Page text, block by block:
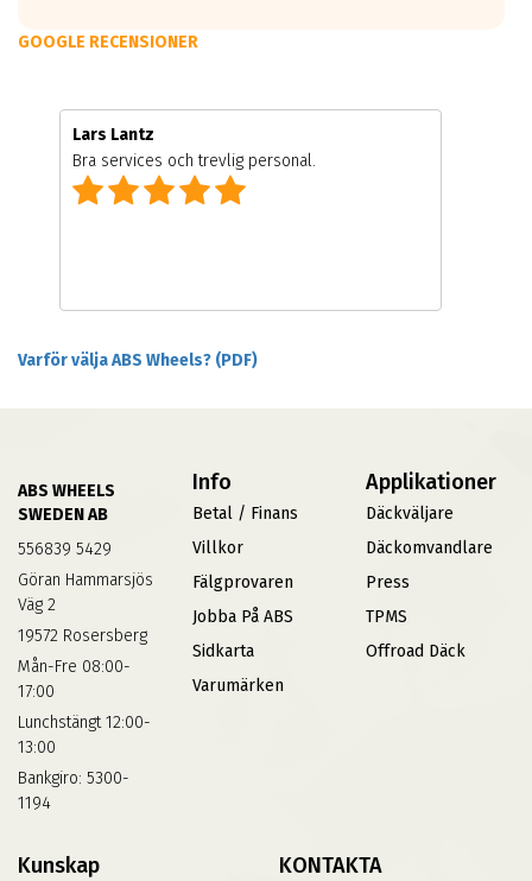
GOOGLE RECENSIONER
Lars Lantz
Bra services och trevlig personal.
Varför välja ABS Wheels? (PDF)
ABS WHEELS
SWEDEN AB
556839 5429
Göran Hammarsjös
Väg 2
19572 Rosersberg
Mån-Fre 08:00-
17:00
Lunchstängt 12:00-
13:00
Bankgiro: 5300-
1194
Info
Betal / Finans
Villkor
Fälgprovaren
Jobba På ABS
Sidkarta
Varumärken
Applikationer
Däckväljare
Däckomvandlare
Press
TPMS
Offroad Däck
Kunskap KONTAKTA